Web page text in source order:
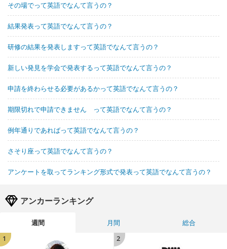
その場でって英語でなんて言うの？
結果発表って英語でなんて言うの？
研修の結果を発表しますって英語でなんて言うの？
新しい発見を学会で発表するって英語でなんて言うの？
申請を終わらせる必要があるかって英語でなんて言うの？
期限切れで申請できません って英語でなんて言うの？
例年通りであればって英語でなんて言うの？
さそり座って英語でなんて言うの？
アンケートを取ってランキング形式で発表って英語でなんて言うの？
アンカーランキング
週間 月間
総合
1
2